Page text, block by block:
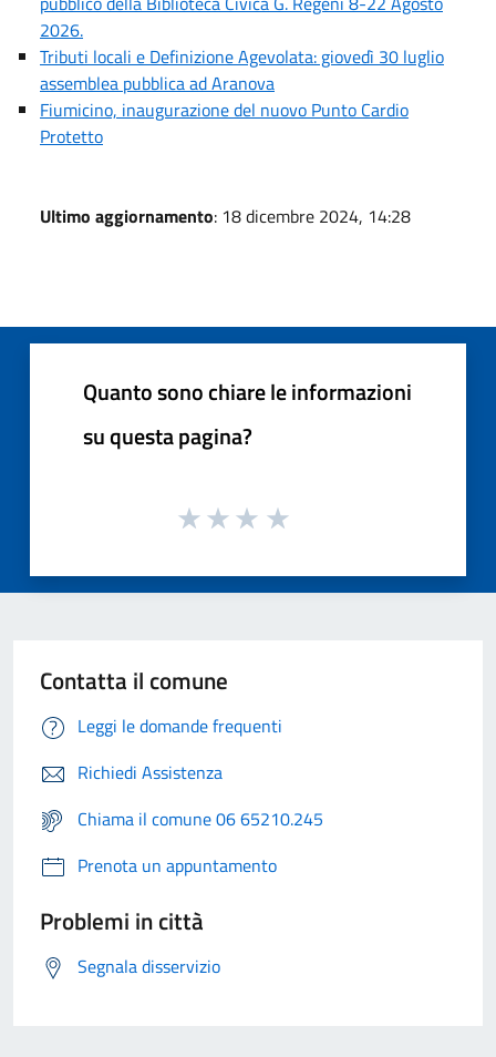
2026.
Tributi locali e Definizione Agevolata: giovedì 30 luglio
assemblea pubblica ad Aranova
Fiumicino, inaugurazione del nuovo Punto Cardio
Protetto
Ultimo aggiornamento: 18 dicembre 2024, 14:28
Quanto sono chiare le informazioni
su questa pagina?
Contatta il comune
Leggi le domande frequenti
Richiedi Assistenza
Chiama il comune 06 65210.245
Prenota un appuntamento
Problemi in città
Segnala disservizio